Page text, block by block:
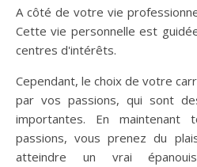
A côté de votre vie
Cette vie personnelle est
centres d'intérêts.
Cependant, le choix de votre
par vos passions, qui sont
importantes. En
passions, vous prenez du
atteindre un vrai